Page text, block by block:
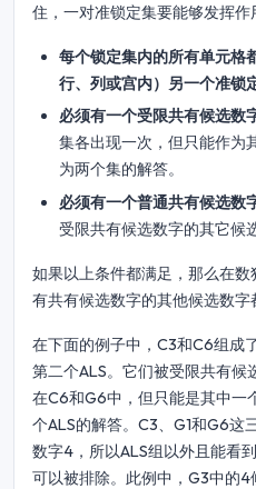
住，一对准锁定集要能够发挥作
每个锁定集内的所有单元格
行、列或宫内）另一个准锁
必须有一个受限共有候选数
集各出现一次，但只能作为
为两个集的解答。
必须有一个普通共有候选数
受限共有候选数字的其它候
如果以上条件都满足，那么在数
有共有候选数字的其他候选数字
在下面的例子中，C3和C6组成
第二个ALS。它们被受限共有
在C6和G6中，但只能是其中一
个ALS的解答。C3、G1和G6这
数字4，所以ALS组以外且能看
可以被排除。此例中，G3中的4